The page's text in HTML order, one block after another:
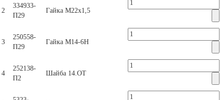
2
334933-
П29
Гайка М22х1,5
3
250558-
П29
Гайка М14-6Н
4
252138-
П2
Шайба 14.ОТ